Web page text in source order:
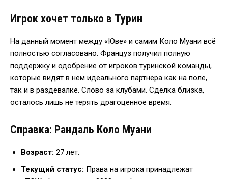
Игрок хочет только в Турин
На данный момент между «Юве» и самим Коло Муани всё
полностью согласовано. Француз получил полную
поддержку и одобрение от игроков туринской команды,
которые видят в нем идеального партнера как на поле,
так и в раздевалке. Слово за клубами. Сделка близка,
осталось лишь не терять драгоценное время.
Справка: Рандаль Коло Муани
Возраст: 27 лет.
Текущий статус: Права на игрока принадлежат